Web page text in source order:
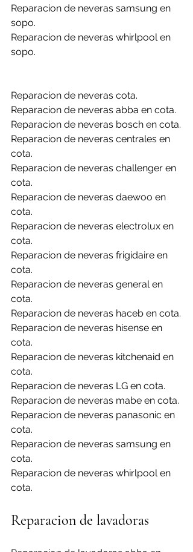
Reparacion de neveras samsung en
sopo.
Reparacion de neveras whirlpool en
sopo.
Reparacion de neveras cota.
Reparacion de neveras abba en cota.
Reparacion de neveras bosch en cota.
Reparacion de neveras centrales en
cota.
Reparacion de neveras challenger en
cota.
Reparacion de neveras daewoo en
cota.
Reparacion de neveras electrolux en
cota.
Reparacion de neveras frigidaire en
cota.
Reparacion de neveras general en
cota.
Reparacion de neveras haceb en cota.
Reparacion de neveras hisense en
cota.
Reparacion de neveras kitchenaid en
cota.
Reparacion de neveras LG en cota.
Reparacion de neveras mabe en cota.
Reparacion de neveras panasonic en
cota.
Reparacion de neveras samsung en
cota.
Reparacion de neveras whirlpool en
cota.
Reparacion de lavadoras